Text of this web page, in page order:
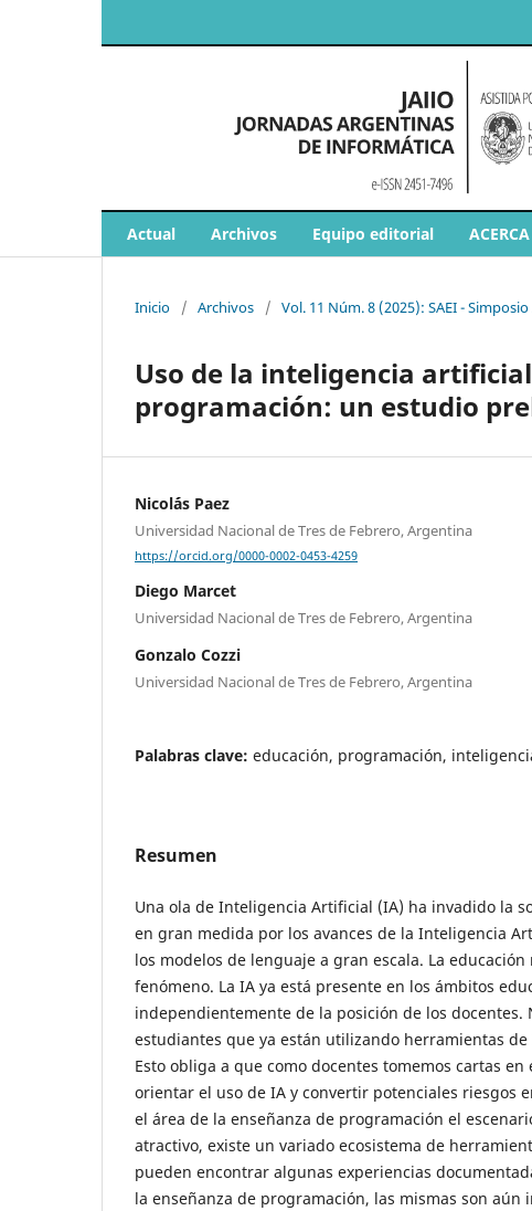
Actual Archivos Equipo editorial
Inicio / Archivos / Vol. 11 Núm. 8 (2025): SAEI -
Uso de la inteligencia
programación: un estudio
Nicol´ás Paez
Universidad Nacional de Tres de Febrero, Argentina
https://orcid.org/0000-0002-0453-4259
Diego Marcet
Universidad Nacional de Tres de Febrero, Argentina
Gonzalo Cozzi
Universidad Nacional de Tres de Febrero, Argentina
Palabras clave: educación, programación,
Resumen
Una ola de Inteligencia Artificial (IA) ha invadido la
en gran medida por los avances de la Inteligencia
los modelos de lenguaje a gran escala. La educación
fenómeno. La IA ya está presente en los ámbitos
independientemente de la posición de los docentes.
estudiantes que ya están utilizando herramientas de
Esto obliga a que como docentes tomemos cartas
orientar el uso de IA y convertir potenciales riesgos
el área de la enseñanza de programación el
atractivo, existe un variado ecosistema de
pueden encontrar algunas experiencias
la enseñanza de programación, las mismas son aún